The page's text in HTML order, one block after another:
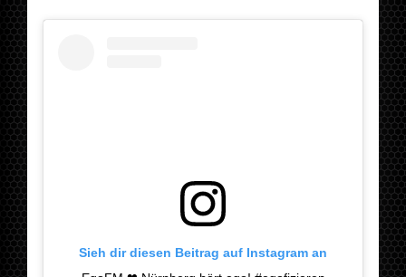
Sieh dir diesen Beitrag auf Instagram an